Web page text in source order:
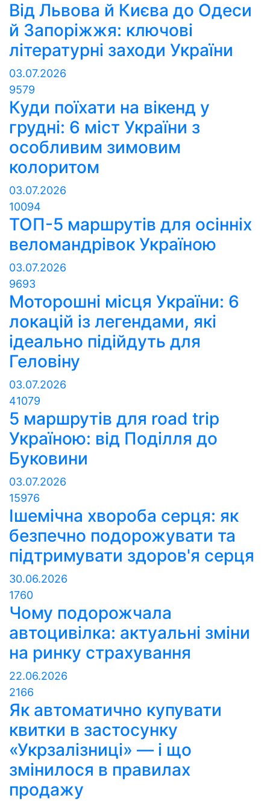
Від Львова й Києва до Одеси
й Запоріжжя: ключові
літературні заходи України
03.07.2026
9579
Куди поїхати на вікенд у
грудні: 6 міст України з
особливим зимовим
колоритом
03.07.2026
10094
ТОП-5 маршрутів для осінніх
веломандрівок Україною
03.07.2026
9693
Моторошні місця України: 6
локацій із легендами, які
ідеально підійдуть для
Геловіну
03.07.2026
41079
5 маршрутів для road trip
Україною: від Поділля до
Буковини
03.07.2026
15976
Ішемічна хвороба серця: як
безпечно подорожувати та
підтримувати здоров'я серця
30.06.2026
1760
Чому подорожчала
автоцивілка: актуальні зміни
на ринку страхування
22.06.2026
2166
Як автоматично купувати
квитки в застосунку
«Укрзалізниці» — і що
змінилося в правилах
продажу